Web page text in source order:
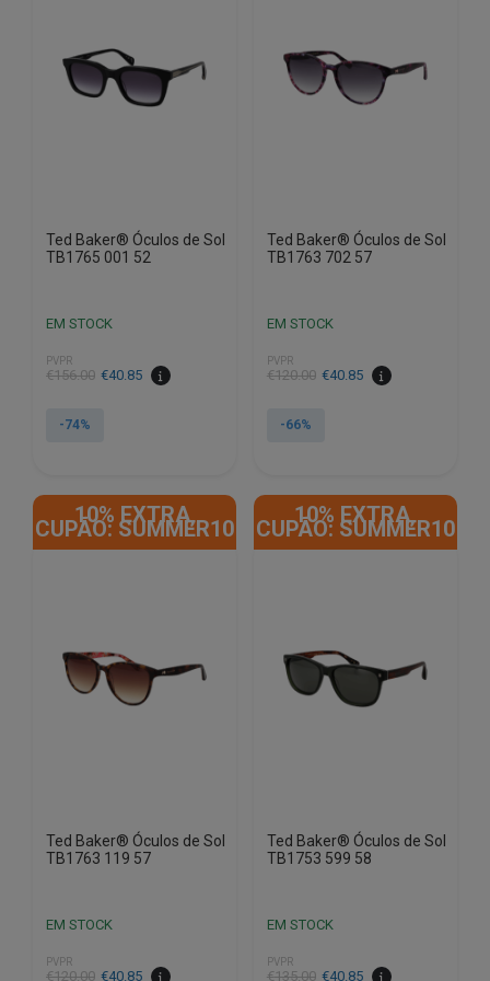
Ted Baker® Óculos de Sol
TB1765 001 52
EM STOCK
PVPR
€156.00
O
original
€40.85
O
atual
-74%
Ted Baker® Óculos de Sol
TB1763 702 57
EM STOCK
PVPR
€120.00
O
original
€40.85
O
atual
-66%
10% EXTRA,
CUPÃO: SUMMER10
Ted Baker® Óculos de Sol
TB1763 119 57
EM STOCK
PVPR
€120.00
O
€40.85
O
10% EXTRA,
CUPÃO: SUMMER10
Ted Baker® Óculos de Sol
TB1753 599 58
EM STOCK
PVPR
€135.00
O
€40.85
O